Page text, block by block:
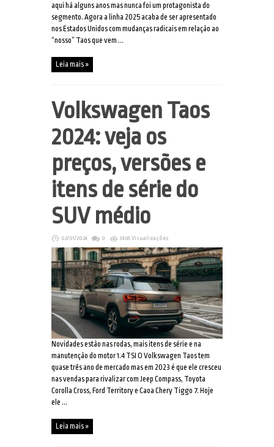
aqui há alguns anos mas nunca foi um protagonista do
segmento. Agora a linha 2025 acaba de ser apresentado
nos Estados Unidos com mudanças radicais em relação ao
“nosso” Taos que vem ...
Leia mais »
Volkswagen Taos
2024: veja os
preços, versões e
itens de série do
SUV médio
02/01/2024 0 3465 Visualizações
Novidades estão nas rodas, mais itens de série e na
manutenção do motor 1.4 TSI O Volkswagen Taos tem
quase três ano de mercado mas em 2023 é que ele cresceu
nas vendas para rivalizar com Jeep Compass, Toyota
Corolla Cross, Ford Territory e Caoa Chery Tiggo 7. Hoje
ele ...
Leia mais »